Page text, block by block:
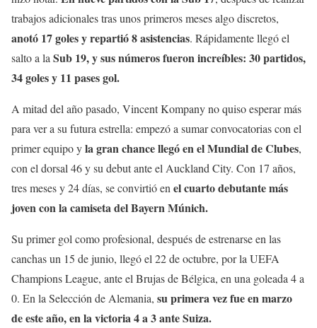
trabajos adicionales tras unos primeros meses algo discretos,
anotó 17 goles y repartió 8 asistencias. Rápidamente llegó el
salto a la Sub 19, y sus números fueron increíbles: 30 partidos,
34 goles y 11 pases gol.
A mitad del año pasado, Vincent Kompany no quiso esperar más
para ver a su futura estrella: empezó a sumar convocatorias con el
primer equipo yla gran chance llegó en el Mundial de Clubes,
con el dorsal 46 y su debut ante el Auckland City. Con 17 años,
tres meses y 24 días, se convirtió en el cuarto debutante más
joven con la camiseta del Bayern Múnich.
Su primer gol como profesional, después de estrenarse en las
canchas un 15 de junio, llegó el 22 de octubre, por la UEFA
Champions League, ante el Brujas de Bélgica, en una goleada 4 a
0. En la Selección de Alemania, su primera vez fue en marzo
de este año, en la victoria 4 a 3 ante Suiza.